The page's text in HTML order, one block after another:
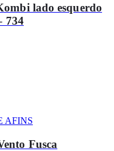
lado esquerdo
734
AFINS
Fusca